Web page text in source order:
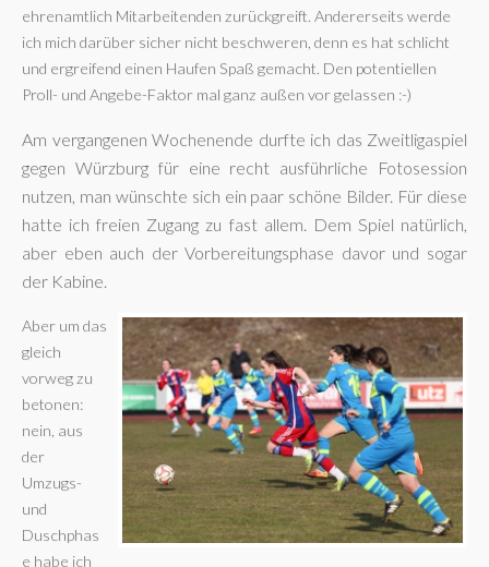
ehrenamtlich Mitarbeitenden zurückgreift. Andererseits werde
ich mich darüber sicher nicht beschweren, denn es hat schlicht
und ergreifend einen Haufen Spaß gemacht. Den potentiellen
Proll- und Angebe-Faktor mal ganz außen vor gelassen :-)
Am vergangenen Wochenende durfte ich das Zweitligaspiel
gegen Würzburg für eine recht ausführliche Fotosession
nutzen, man wünschte sich ein paar schöne Bilder. Für diese
hatte ich freien Zugang zu fast allem. Dem Spiel natürlich,
aber eben auch der Vorbereitungsphase davor und sogar
der Kabine.
Aber um das
gleich
vorweg zu
betonen:
nein, aus
der
Umzugs-
und
Duschphas
e habe ich